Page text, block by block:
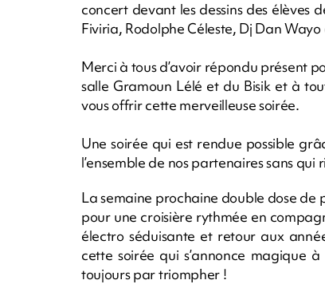
concert devant les dessins des élèves
Fiviria, Rodolphe Céleste, Dj Dan
Merci à tous d’avoir répondu présent
salle Gramoun Lélé et du Bisik et à
vous offrir cette merveilleuse soirée.
Une soirée qui est rendue possible
l’ensemble de nos partenaires sans qui
La semaine prochaine double dose de
pour une croisière rythmée en
électro séduisante et retour aux
cette soirée qui s’annonce magique
toujours par triompher !